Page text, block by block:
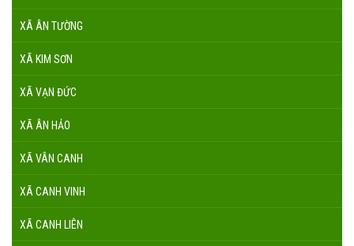
XÃ ÂN TƯỜNG
XÃ KIM SƠN
XÃ VẠN ĐỨC
XÃ ÂN HẢO
XÃ VÂN CANH
XÃ CANH VINH
XÃ CANH LIÊN